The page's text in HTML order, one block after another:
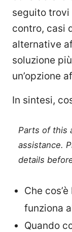
seguito trovi
contro, casi
alternative
soluzione
un’opzione
In sintesi,
Parts of this
assistance.
details
Che
funziona
Quando